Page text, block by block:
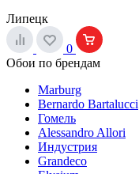
Липецк
0
Обои по брендам
Marburg
Bernardo Bartalucci
Гомель
Alessandro Allori
Индустрия
Grandeco